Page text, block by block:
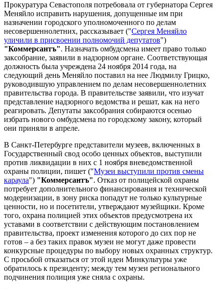
Прокуратура Севастополя потребовала от губернатора Сергея
Меняйло исправить нарушения, допущенные им при
назначении городского уполномоченного по делам
несовершеннолетних, рассказывает ("Сергея Меняйло
уличили в присвоении полномочий депутатов")
"Коммерсантъ". Назначать омбудсмена имеет право только
заксобрание, заявили в надзорном органе. Соответствующая
должность была учреждена 24 ноября 2014 года, на
следующий день Меняйло поставил на нее Людмилу Грицко,
руководившую управлением по делам несовершеннолетних
правительства города. В правительстве заявили, что изучат
представление надзорного ведомства и решат, как на него
реагировать. Депутаты заксобрания собираются осенью
избрать нового омбудсмена по городскому закону, который
они приняли в апреле.
В Санкт-Петербурге представители музеев, включенных в
Государственный свод особо ценных объектов, выступили
против ликвидации в них с 1 ноября вневедомственной
охраны полиции, пишет ("Музеи выступили против смены
караула") "Коммерсантъ". Отказ от полицейской охраны
потребует дополнительного финансирования и технической
модернизации, в зону риска попадут не только культурные
ценности, но и посетители, утверждают музейщики. Кроме
того, охрана полицией этих объектов предусмотрена их
уставами в соответствии с действующим постановлением
правительства, проект изменения которого до сих пор не
готов – а без таких правок музеи не могут даже провести
конкурсные процедуры по выбору новых охранных структур.
С просьбой отказаться от этой идеи Минкультуры уже
обратилось к президенту; между тем музеи регионального
подчинения полиция уже сняла с охраны.